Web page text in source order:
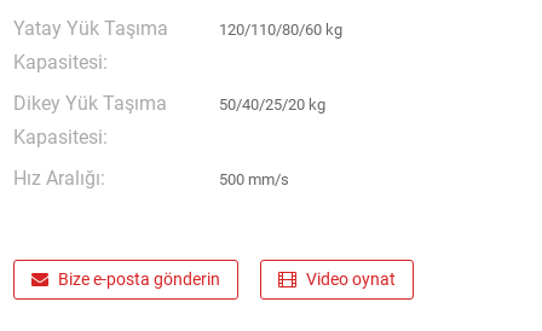
Yatay Yük Taşıma
Kapasitesi:
120/110/80/60 kg
Dikey Yük Taşıma
Kapasitesi:
50/40/25/20 kg
Hız Aralığı: 500 mm/s
Bize e-posta gönderin Video oynat